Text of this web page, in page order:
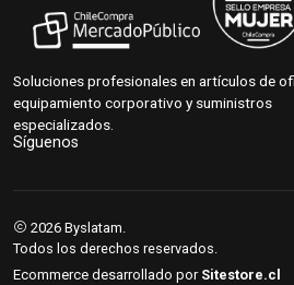
Soluciones profesionales en artículos de
equipamiento corporativo y suministros
especializados.
Síguenos
2026 Byslatam.
Todos los derechos reservados.
Ecommerce desarrollado por Sitestore.cl